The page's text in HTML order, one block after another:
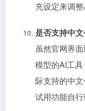
充设定来调整
是否支持中文
虽然官网界
模型的AI工
际支持的中
试用功能自行